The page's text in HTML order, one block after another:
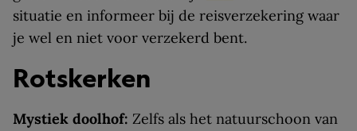
situatie en informeer bij de reisverzekering waar
je wel en niet voor verzekerd bent.
Rotskerken
Mystiek doolhof: Zelfs als het natuurschoon van